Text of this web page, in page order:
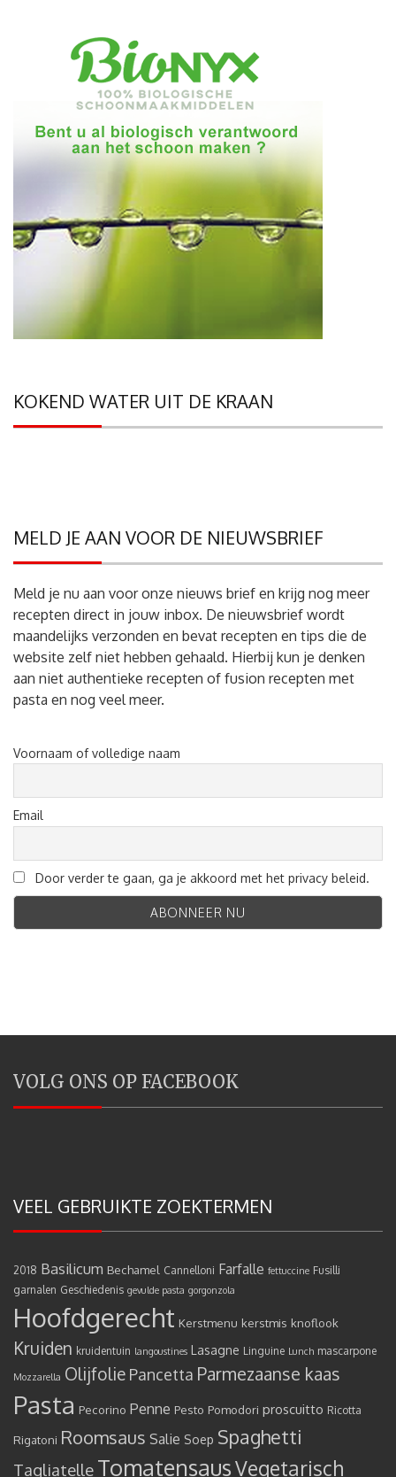
KOKEND WATER UIT DE KRAAN
MELD JE AAN VOOR DE NIEUWSBRIEF
Meld je nu aan voor onze nieuws brief en krijg nog meer
recepten direct in jouw inbox. De nieuwsbrief wordt
maandelijks verzonden en bevat recepten en tips die de
website zelf niet hebben gehaald. Hierbij kun je denken
aan niet authentieke recepten of fusion recepten met
pasta en nog veel meer.
Voornaam of volledige naam
Email
Door verder te gaan, ga je akkoord met het privacy beleid.
VOLG ONS OP FACEBOOK
VEEL GEBRUIKTE ZOEKTERMEN
2018 Basilicum Bechamel Cannelloni Farfalle fettuccine Fusilli
garnalen Geschiedenis gevulde pasta gorgonzola
Hoofdgerecht Kerstmenu kerstmis knoflook
Kruiden kruidentuin langoustines Lasagne Linguine Lunch mascarpone
Mozzarella Olijfolie Pancetta Parmezaanse kaas
Pasta Pecorino Penne Pesto Pomodori proscuitto Ricotta
Rigatoni Roomsaus Salie Soep Spaghetti
Tagliatelle TomatensausVegetarisch